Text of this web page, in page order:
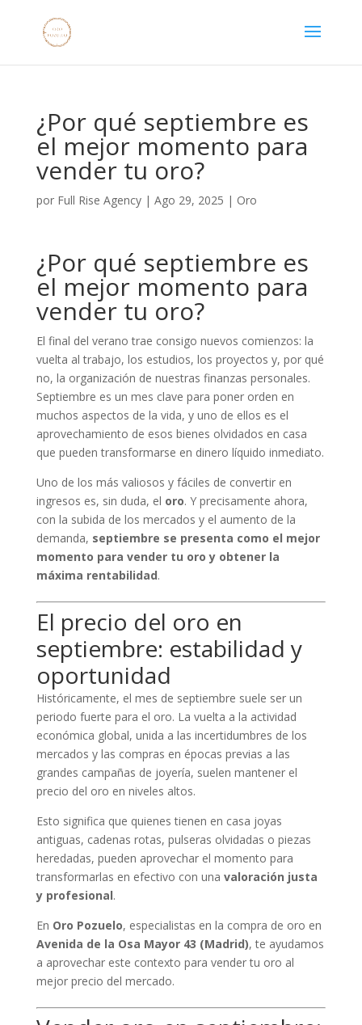
¿Por qué septiembre es
el mejor momento para
vender tu oro?
por Full Rise Agency| Ago 29, 2025 | Oro
¿Por qué septiembre es
el mejor momento para
vender tu oro?
El final del verano trae consigo nuevos comienzos: la
vuelta al trabajo, los estudios, los proyectos y, por qué
no, la organización de nuestras finanzas personales.
Septiembre es un mes clave para poner orden en
muchos aspectos de la vida, y uno de ellos es el
aprovechamiento de esos bienes olvidados en casa
que pueden transformarse en dinero líquido inmediato.
Uno de los más valiosos y fáciles de convertir en
ingresos es, sin duda, el oro. Y precisamente ahora,
con la subida de los mercados y el aumento de la
demanda, septiembre se presenta como el mejor
momento para vender tu oro y obtener la
máxima rentabilidad.
El precio del oro en
septiembre: estabilidad y
oportunidad
Históricamente, el mes de septiembre suele ser un
periodo fuerte para el oro. La vuelta a la actividad
económica global, unida a las incertidumbres de los
mercados y las compras en épocas previas a las
grandes campañas de joyería, suelen mantener el
precio del oro en niveles altos.
Esto significa que quienes tienen en casa joyas
antiguas, cadenas rotas, pulseras olvidadas o piezas
heredadas, pueden aprovechar el momento para
transformarlas en efectivo con una valoración justa
y profesional.
En Oro Pozuelo, especialistas en la compra de oro en
Avenida de la Osa Mayor 43 (Madrid), te ayudamos
a aprovechar este contexto para vender tu oro al
mejor precio del mercado.